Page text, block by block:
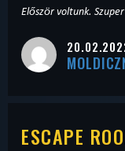
Először voltunk.
ESCAPE